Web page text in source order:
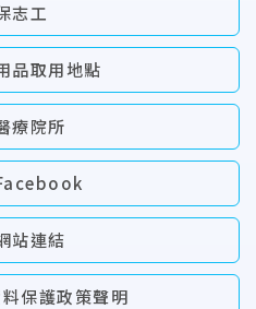
志工
品取用地點
療院所
站連結
保護政策聲明